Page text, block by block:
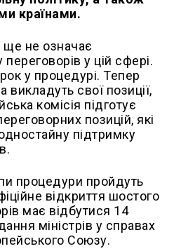
країнами.
не означає
переговорів у цій сфері.
у процедурі. Тепер
викладуть свої позиції,
комісія підготує
позицій, які
підтримку
процедури пройдуть
відкриття шостого
має відбутися 14
міністрів у справах
Союзу.